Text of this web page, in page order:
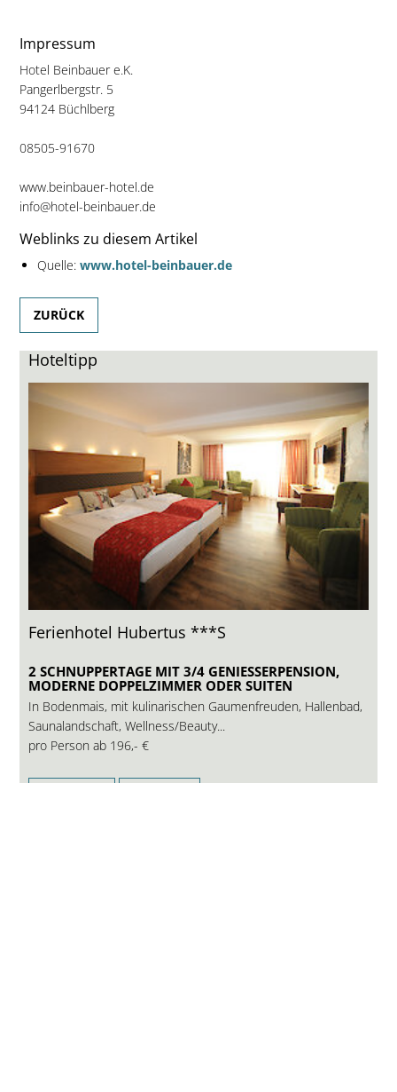
Impressum
Hotel Beinbauer e.K.
Pangerlbergstr. 5
94124 Büchlberg
08505-91670
www.beinbauer-hotel.de
info@hotel-beinbauer.de
Weblinks zu diesem Artikel
Quelle: www.hotel-beinbauer.de
ZURÜCK
Hoteltipp
Ferienhotel Hubertus ***S
2 SCHNUPPERTAGE MIT 3/4 GENIESSERPENSION, M
ODERNE DOPPELZIMMER ODER SUITEN
In Bodenmais, mit kulinarischen Gaumenfreuden, Hallenbad,
Saunalandschaft, Wellness/Beauty...
pro Person ab196,- €